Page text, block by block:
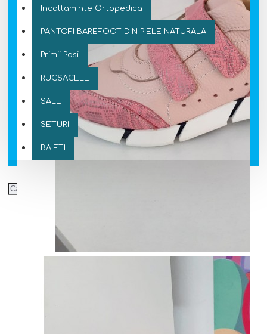
Incaltaminte Ortopedica
PANTOFI BAREFOOT DIN PIELE NATURALA
Primii Pasi
RUCSACELE
SALE
SETURI
BAIETI